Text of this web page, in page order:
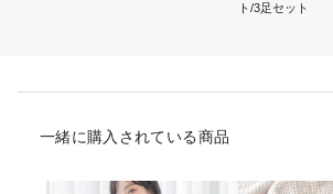
ト/3足セット
一緒に購入されている商品